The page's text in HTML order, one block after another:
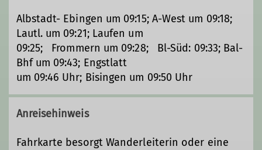
Albstadt- Ebingen um 09:15; A-West um 09:18;
Lautl. um 09:21; Laufen um
09:25; Frommern um 09:28; Bl-Süd: 09:33; Bal-
Bhf um 09:43; Engstlatt
um 09:46 Uhr; Bisingen um 09:50 Uhr
Anreisehinweis
Fahrkarte besorgt Wanderleiterin oder eine